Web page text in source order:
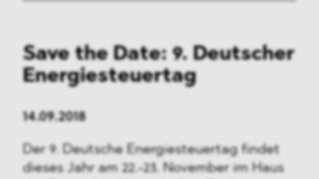
Save the Date: 9. Deutscher
Energiesteuertag
14.09.2018
Der 9. Deutsche Energiesteuertag findet
dieses Jahr am 22.-23. November im Haus